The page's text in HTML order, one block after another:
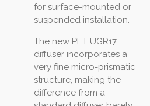
for surface-mounted or
suspended installation.
The new PET UGR17
diffuser incorporates a
very fine micro-prismatic
structure, making the
difference from a